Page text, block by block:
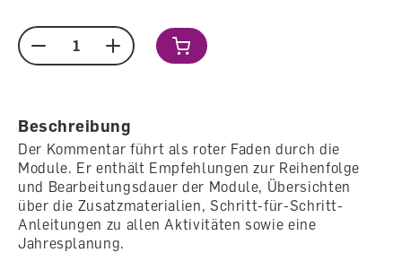
Menge
Beschreibung
Der Kommentar führt als roter Faden durch die
Module. Er enthält Empfehlungen zur Reihenfolge
und Bearbeitungsdauer der Module, Übersichten
über die Zusatzmaterialien, Schritt-für-Schritt-
Anleitungen zu allen Aktivitäten sowie eine
Jahresplanung.